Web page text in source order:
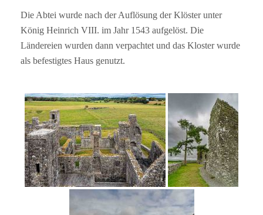
Die Abtei wurde nach der Auflösung der Klöster unter
König Heinrich VIII. im Jahr 1543 aufgelöst. Die
Ländereien wurden dann verpachtet und das Kloster wurde
als befestigtes Haus genutzt.